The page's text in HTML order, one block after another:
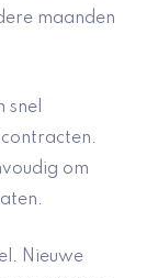
maanden
snel
om
Nieuwe